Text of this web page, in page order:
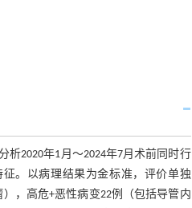
析2020年1月～2024年7月术前同时行
。以病理结果为金标准，评价单独
，高危+恶性病变22例（包括导管内